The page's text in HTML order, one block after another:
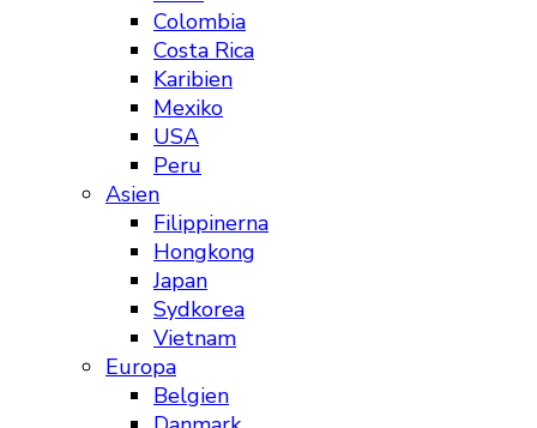
Colombia
Costa Rica
Karibien
Mexiko
USA
Peru
Asien
Filippinerna
Hongkong
Japan
Sydkorea
Vietnam
Europa
Belgien